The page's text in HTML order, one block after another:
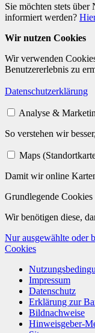
Sie möchten stets
informiert werden?
Wir nutzen Cookies
Wir verwenden
Benutzererlebnis zu
Datenschutzerklärung
Analyse &
So verstehen wir
Maps
Damit wir online
Grundlegende Cookies
Wir benötigen diese,
Nur ausgewählte oder
Cookies
Impressum
Datenschutz
Erklärung zur
Bildnachweise
Hinweisgeber-